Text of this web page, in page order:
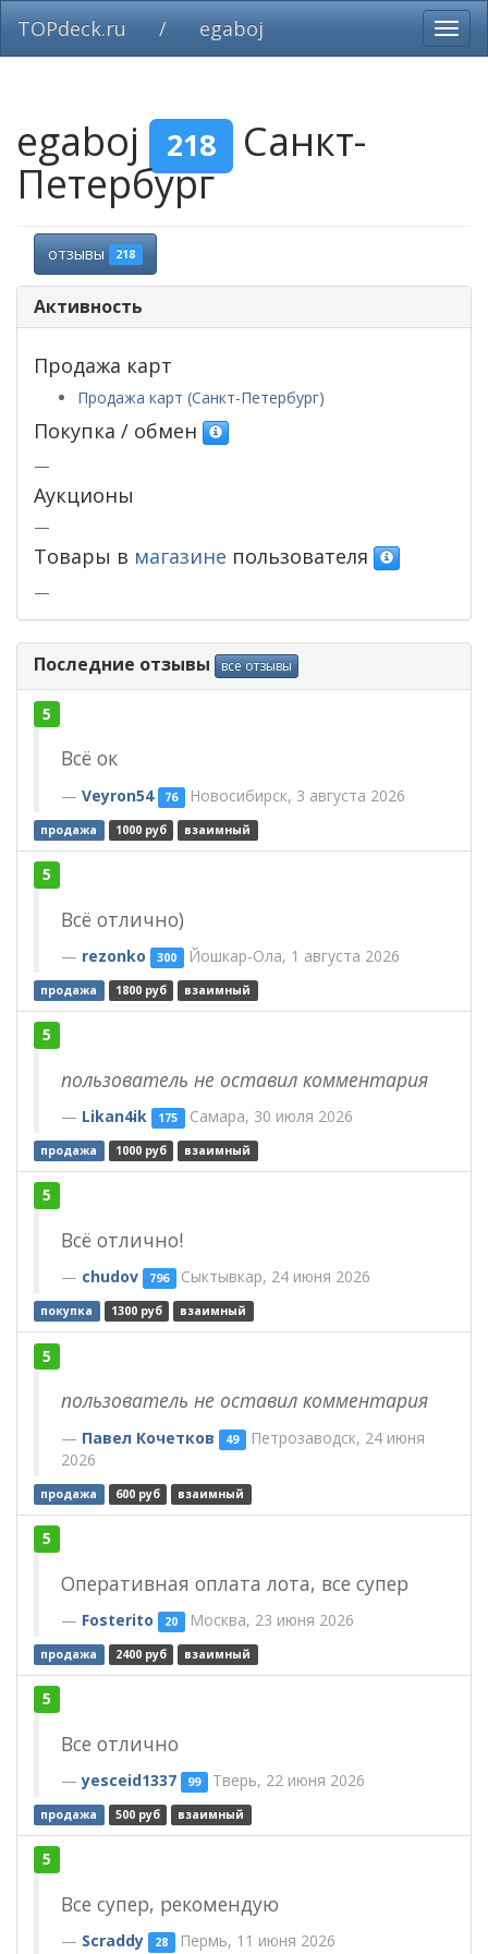
TOPdeck.ru / egaboj
egaboj 218 Санкт-
Петербург
отзывы 218
Активность
Продажа карт
Продажа карт (Санкт-Петербург)
Покупка / обмен
—
Аукционы
—
Товары в магазине пользователя
—
Последние отзывы все отзывы
5
Всё ок
Veyron54 76 Новосибирск, 3 августа 2026
продажа 1000 руб взаимный
5
Всё отлично)
rezonko 300 Йошкар-Ола, 1 августа 2026
продажа 1800 руб взаимный
5
пользователь не оставил комментария
Likan4ik 175 Самара, 30 июля 2026
продажа 1000 руб взаимный
5
Всё отлично!
chudov 796 Сыктывкар, 24 июня 2026
покупка 1300 руб взаимный
5
пользователь не оставил комментария
Павел Кочетков 49 Петрозаводск, 24 июня
2026
продажа 600 руб взаимный
5
Оперативная оплата лота, все супер
Fosterito 20 Москва, 23 июня 2026
продажа 2400 руб взаимный
5
Все отлично
yesceid1337 99 Тверь, 22 июня 2026
продажа 500 руб взаимный
5
Все супер, рекомендую
Scraddy 28 Пермь, 11 июня 2026